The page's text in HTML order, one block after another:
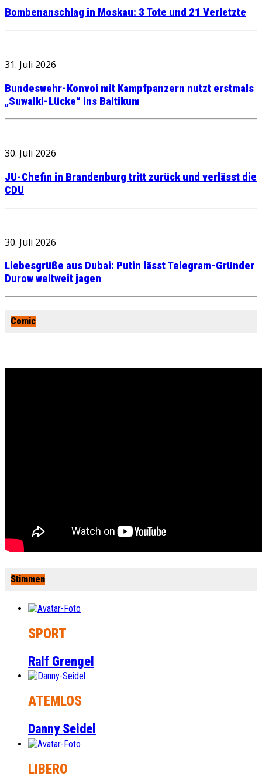
Bombenanschlag in Moskau: 3 Tote und 21 Verletzte
31. Juli 2026
Bundeswehr-Konvoi mit Kampfpanzern nutzt erstmals
„Suwalki-Lücke“ ins Baltikum
30. Juli 2026
JU-Chefin in Brandenburg tritt zurück und verlässt die
CDU
30. Juli 2026
Liebesgrüße aus Dubai: Putin lässt Telegram-Gründer
Durow weltweit jagen
Comic
Stimmen
SPORT
Ralf Grengel
ATEMLOS
Danny Seidel
LIBERO